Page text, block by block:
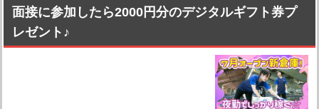
面接に参加したら2000円分のデジタルギフト券プ
レゼント♪